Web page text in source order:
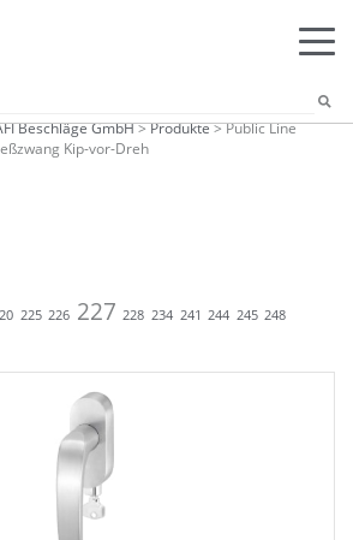
Beschläge GmbH>Produkte>Public Line
Kip-vor-Dreh
225 226 227 228 234 241 244 245 248